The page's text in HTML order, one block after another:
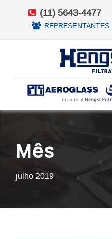
(11) 5643-4477
REPRESENTANTES
Mês
julho 2019